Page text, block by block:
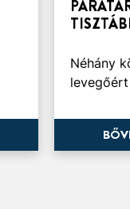
Néhány